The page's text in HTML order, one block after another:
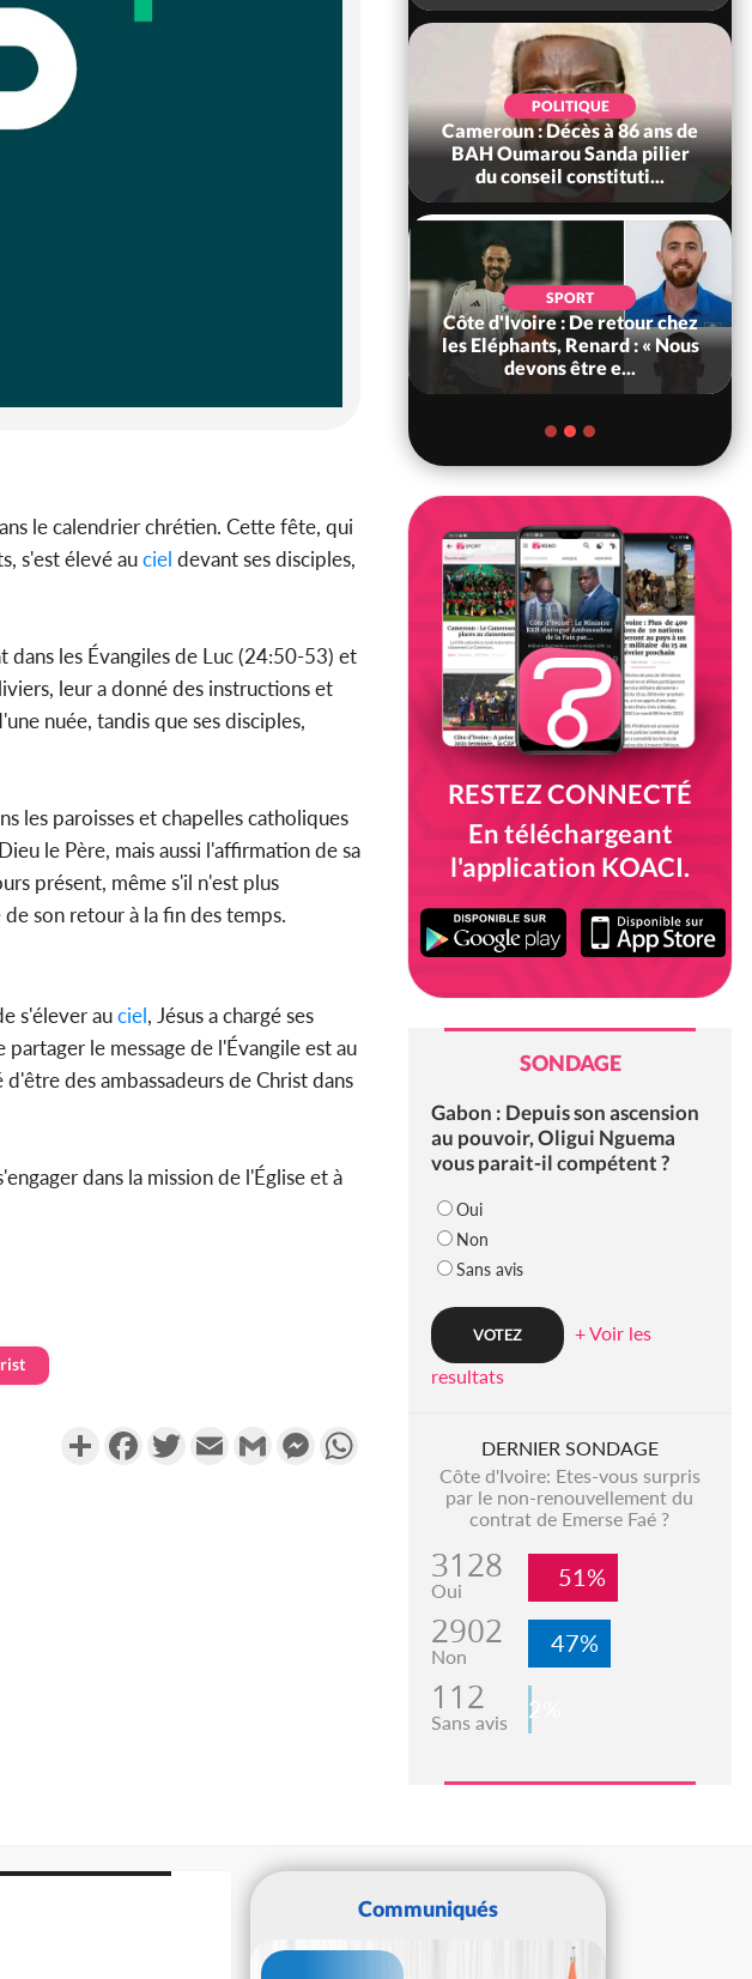
le calendrier chrétien. Cette fête, qui
s'est élevé auciel devant ses disciples,
dans les Évangiles de Luc (24:50-53) et
leur a donné des instructions et
nuée, tandis que ses disciples,
les paroisses et chapelles catholiques
le Père, mais aussi l'affirmation de sa
présent, même s'il n'est plus
son retour à la fin des temps.
s'élever auciel, Jésus a chargé ses
le message de l'Évangile est au
des ambassadeurs de Christ dans
dans la mission de l'Église et à
PartagerFacebookTwitterEmail Gmail Messenger
POLITIQUE
Cameroun : Décès à 86 ans de
BAH Oumarou Sanda pilier
du conseil constituti...
SPORT
Côte d'Ivoire : De retour chez
les Eléphants, Renard : « Nous
devons être e...
RESTEZ CONNECTÉ
En téléchargeant
l'application KOACI.
SONDAGE
Gabon : Depuis son ascension
au pouvoir, Oligui Nguema
vous parait-il compétent ?
Oui
Non
Sans avis
+ Voir les
resultats
DERNIER SONDAGE
Côte d'Ivoire: Etes-vous surpris
par le non-renouvellement du
contrat de Emerse Faé ?
3128
Oui 51%
2902
Non 47%
112
Sans avis 2%
Communiqués